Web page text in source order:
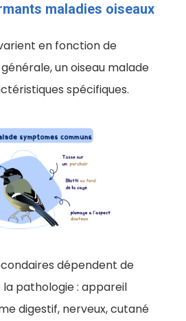
maladies oiseaux
en fonction de
un oiseau malade
spécifiques.
dépendent de
la pathologie : appareil
digestif, nerveux, cutané